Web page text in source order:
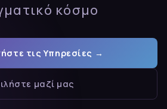
κόσμο
τις Υπηρεσίες →
μαζί μας